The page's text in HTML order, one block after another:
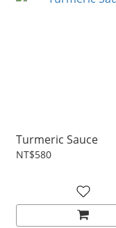
Turmeric Sauce
NT$580